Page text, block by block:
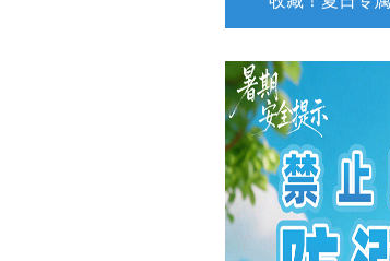
收藏！夏日专
夏日专属好运莲花头
详